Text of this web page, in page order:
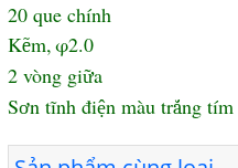
20 que chính
Kẽm,φ2.0
2 vòng giữa
Sơn tĩnh điện màu trắng tím